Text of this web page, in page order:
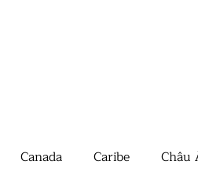
Canada Caribe Châu